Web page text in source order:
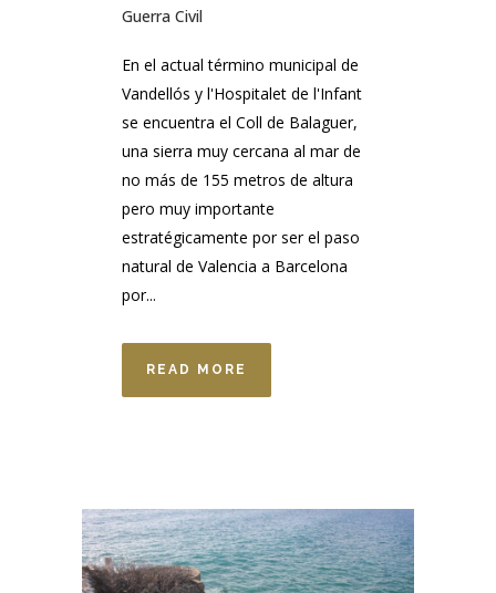
Guerra Civil
En el actual término municipal de
Vandellós y l'Hospitalet de l'Infant
se encuentra el Coll de Balaguer,
una sierra muy cercana al mar de
no más de 155 metros de altura
pero muy importante
estratégicamente por ser el paso
natural de Valencia a Barcelona
por...
READ MORE